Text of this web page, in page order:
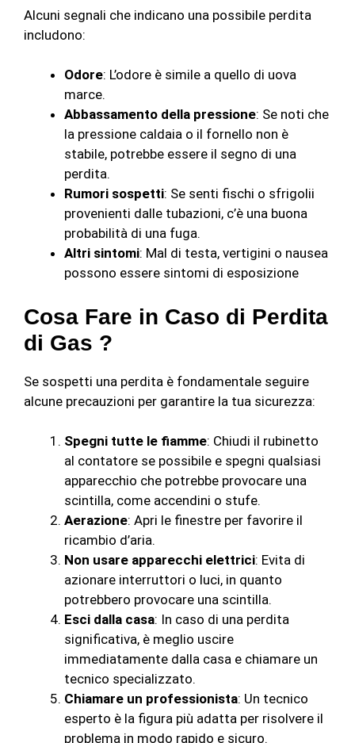
Alcuni segnali che indicano una possibile perdita
includono:
Odore: L’odore è simile a quello di uova
marce.
Abbassamento della pressione: Se noti che
la pressione caldaia o il fornello non è
stabile, potrebbe essere il segno di una
perdita.
Rumori sospetti: Se senti fischi o sfrigolii
provenienti dalle tubazioni, c’è una buona
probabilità di una fuga.
Altri sintomi: Mal di testa, vertigini o nausea
possono essere sintomi di esposizione
Cosa Fare in Caso di Perdita
di Gas ?
Se sospetti una perdita è fondamentale seguire
alcune precauzioni per garantire la tua sicurezza:
Spegni tutte le fiamme: Chiudi il rubinetto
al contatore se possibile e spegni qualsiasi
apparecchio che potrebbe provocare una
scintilla, come accendini o stufe.
Aerazione: Apri le finestre per favorire il
ricambio d’aria.
Non usare apparecchi elettrici: Evita di
azionare interruttori o luci, in quanto
potrebbero provocare una scintilla.
Esci dalla casa: In caso di una perdita
significativa, è meglio uscire
immediatamente dalla casa e chiamare un
tecnico specializzato.
Chiamare un professionista: Un tecnico
esperto è la figura più adatta per risolvere il
problema in modo rapido e sicuro.